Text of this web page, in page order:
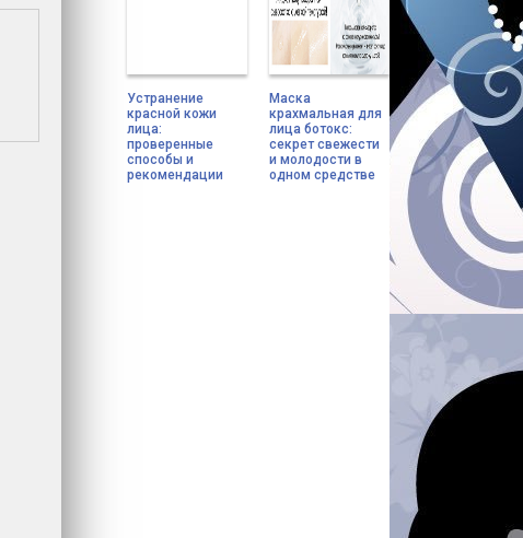
Устранение
красной кожи
лица:
проверенные
способы и
рекомендации
Маска
крахмальная для
лица ботокс:
секрет свежести
и молодости в
одном средстве